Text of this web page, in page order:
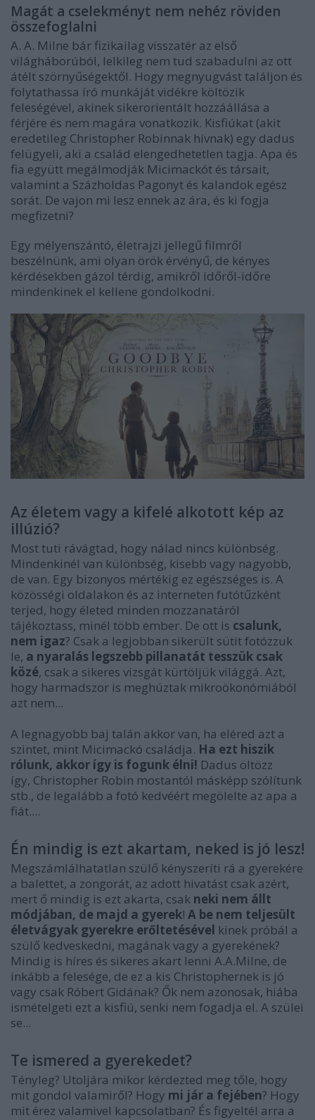
Magát a cselekményt nem nehéz röviden
összefoglalni
A. A. Milne bár fizikailag visszatér az első
világháborúból, lelkileg nem tud szabadulni az ott
átélt szörnyűségektől. Hogy megnyugvást találjon és
folytathassa író munkáját vidékre költözik
feleségével, akinek sikerorientált hozzáállása a
férjére és nem magára vonatkozik. Kisfiúkat (akit
eredetileg Christopher Robinnak hívnak) egy dadus
felügyeli, aki a család elengedhetetlen tagja. Apa és
fia együtt megálmodják Micimackót és társait,
valamint a Százholdas Pagonyt és kalandok egész
sorát. De vajon mi lesz ennek az ára, és ki fogja
megfizetni?
Egy mélyenszántó, életrajzi jellegű filmről
beszélnünk, ami olyan örök érvényű, de kényes
kérdésekben gázol térdig, amikről időről-időre
mindenkinek el kellene gondolkodni.
Az életem vagy a kifelé alkotott kép az
illúzió?
Most tuti rávágtad, hogy nálad nincs különbség.
Mindenkinél van különbség, kisebb vagy nagyobb,
de van. Egy bizonyos mértékig ez egészséges is. A
közösségi oldalakon és az interneten futótűzként
terjed, hogy életed minden mozzanatáról
tájékoztass, minél több ember. De ott is csalunk,
nem igaz? Csak a legjobban sikerült sütit fotózzuk
le, a nyaralás legszebb pillanatát tesszük csak
közé, csak a sikeres vizsgát kürtöljük világgá. Azt,
hogy harmadszor is meghúztak mikroökonómiából
azt nem...
A legnagyobb baj talán akkor van, ha eléred azt a
szintet, mint Micimackó családja. Ha ezt hiszik
rólunk, akkor így is fogunk élni! Dadus öltözz
így, Christopher Robin mostantól másképp szólítunk
stb., de legalább a fotó kedvéért megölelte az apa a
fiát....
Én mindig is ezt akartam, neked is jó lesz!
Megszámlálhatatlan szülő kényszeríti rá a gyerekére
a balettet, a zongorát, az adott hivatást csak azért,
mert ő mindig is ezt akarta, csak neki nem állt
módjában, de majd a gyerek! A be nem teljesült
életvágyak gyerekre erőltetésével kinek próbál a
szülő kedveskedni, magának vagy a gyerekének?
Mindig is híres és sikeres akart lenni A.A.Milne, de
inkább a felesége, de ez a kis Christophernek is jó
vagy csak Róbert Gidának? Ők nem azonosak, hiába
ismételgeti ezt a kisfiú, senki nem fogadja el. A szülei
se...
Te ismered a gyerekedet?
Tényleg? Utoljára mikor kérdezted meg tőle, hogy
mit gondol valamiről? Hogy mi jár a fejében? Hogy
mit érez valamivel kapcsolatban? És figyeltél arra a